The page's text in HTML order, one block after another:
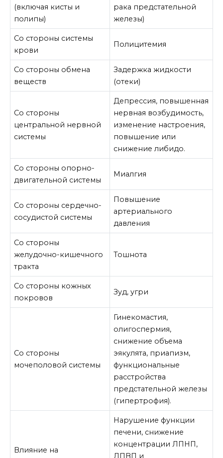
(включая кисты и
полипы)
рака предстательной
железы)
Со стороны системы
крови
Полицитемия
Со стороны обмена
веществ
Задержка жидкости
(отеки)
Со стороны
центральной нервной
системы
Депрессия, повышенная
нервная возбудимость,
изменение настроения,
повышение или
снижение либидо.
Со стороны опорно-
двигательной системы
Миалгия
Со стороны сердечно-
сосудистой системы
Повышение
артериального
давления
Со стороны
желудочно-кишечного
тракта
Тошнота
Со стороны кожных
покровов
Зуд, угри
Со стороны
мочеполовой системы
Гинекомастия,
олигоспермия,
снижение объема
эякулята, приапизм,
функциональные
расстройства
предстательной железы
(гипертрофия).
Влияние на
Нарушение функции
печени, снижение
концентрации ЛПНП,
ЛПВП и